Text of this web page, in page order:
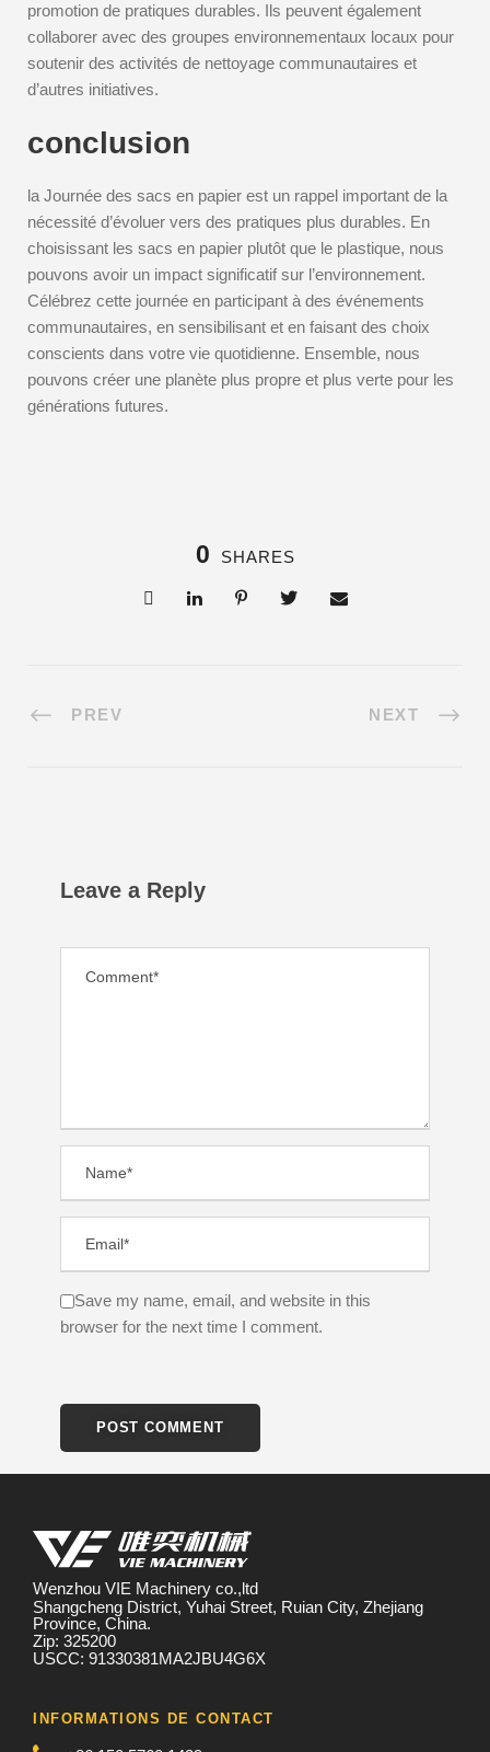
promotion de pratiques durables. Ils peuvent également
collaborer avec des groupes environnementaux locaux pour
soutenir des activités de nettoyage communautaires et
d’autres initiatives.
conclusion
la Journée des sacs en papier est un rappel important de la
nécessité d’évoluer vers des pratiques plus durables. En
choisissant les sacs en papier plutôt que le plastique, nous
pouvons avoir un impact significatif sur l’environnement.
Célébrez cette journée en participant à des événements
communautaires, en sensibilisant et en faisant des choix
conscients dans votre vie quotidienne. Ensemble, nous
pouvons créer une planète plus propre et plus verte pour les
générations futures.
0 SHARES
PREV NEXT
Leave a Reply
Save my name, email, and website in this
browser for the next time I comment.
Wenzhou VIE Machinery co.,ltd
Shangcheng District, Yuhai Street, Ruian City, Zhejiang
Province, China.
Zip: 325200
USCC: 91330381MA2JBU4G6X
INFORMATIONS DE CONTACT